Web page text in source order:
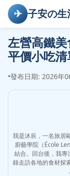
✈ 子安の生
左營高鐵
平價小吃
•發布日期: 2026年
我是沐辰，一名旅居
廚藝學院（École
結合。回台後，我
錄走訪各地的食材探